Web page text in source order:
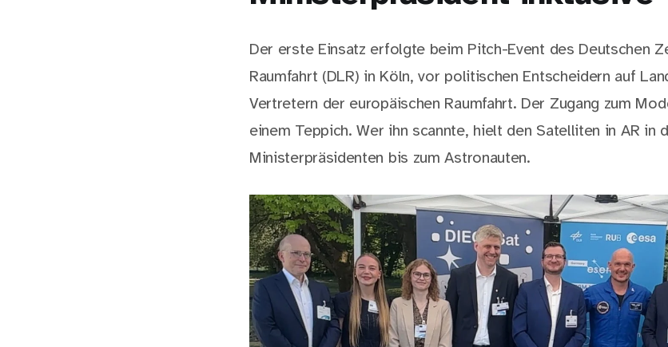
Der erste Einsatz erfolgte beim Pitch-Event des Deutschen
Raumfahrt (DLR) in Köln, vor politischen Entscheidern auf
Vertretern der europäischen Raumfahrt. Der Zugang zum
einem Teppich. Wer ihn scannte, hielt den Satelliten in AR in
Ministerpräsidenten bis zum Astronauten.